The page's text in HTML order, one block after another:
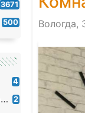
3671
500
4
Коммерческая недвижимость 2
Вологда,